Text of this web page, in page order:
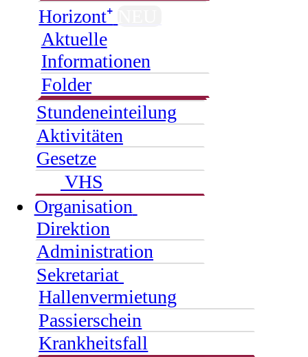
Horizont⁺
Aktuelle
Informationen
Folder
Stundeneinteilung
Aktivitäten
Gesetze
VHS
Organisation
Direktion
Administration
Sekretariat
Hallenvermietung
Passierschein
Krankheitsfall